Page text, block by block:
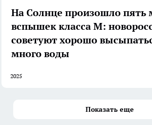
На Солнце произошло
вспышек класса M:
советуют хорошо
много воды
2025
Показать еще